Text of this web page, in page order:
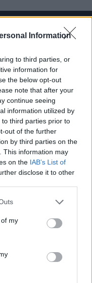
Information
to third parties, or
information for
the below opt-out
note that after your
continue seeing
information utilized by
third parties prior to
out of the further
by third parties on the
This information may
on the IAB’s List of
disclose it to other
one or more Google
You may click to
its third-party tags to
in below Google
my
bor:
lesz.
hanem a
A könyv
példaképként egy
minden táján, így
közül sokan
alázatot és
viszont kölcsönös:
etalonként
aranylabdás